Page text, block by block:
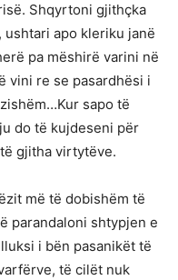
Shqyrtoni gjithçka
apo kleriku janë
pa mëshirë varini në
vini re se pasardhësi i
sapo të
do të kujdeseni për
gjitha virtytëve.
më të dobishëm të
parandaloni shtypjen e
i bën pasanikët të
të cilët nuk